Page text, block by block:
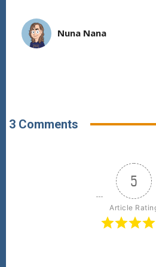
Nuna Nana
3 Comments
5
Article